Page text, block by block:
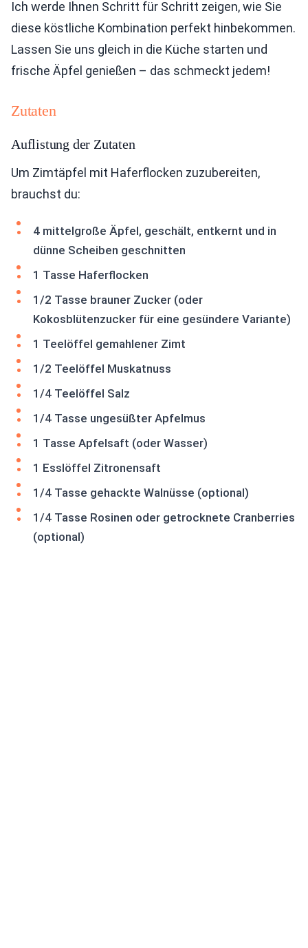
Ich werde Ihnen Schritt für Schritt zeigen, wie Sie
diese köstliche Kombination perfekt hinbekommen.
Lassen Sie uns gleich in die Küche starten und
frische Äpfel genießen – das schmeckt jedem!
Zutaten
Auflistung der Zutaten
Um Zimtäpfel mit Haferflocken zuzubereiten,
brauchst du:
4 mittelgroße Äpfel, geschält, entkernt und in
dünne Scheiben geschnitten
1 Tasse Haferflocken
1/2 Tasse brauner Zucker (oder
Kokosblütenzucker für eine gesündere Variante)
1 Teelöffel gemahlener Zimt
1/2 Teelöffel Muskatnuss
1/4 Teelöffel Salz
1/4 Tasse ungesüßter Apfelmus
1 Tasse Apfelsaft (oder Wasser)
1 Esslöffel Zitronensaft
1/4 Tasse gehackte Walnüsse (optional)
1/4 Tasse Rosinen oder getrocknete Cranberries
(optional)